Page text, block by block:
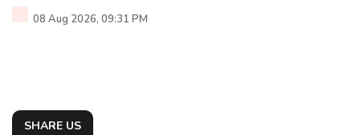
08 Aug 2026, 09:31 PM
SHARE US